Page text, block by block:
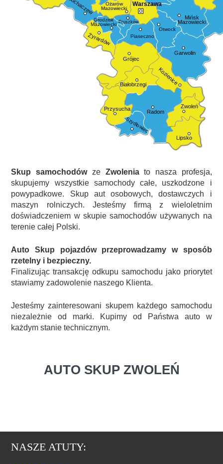
Sochaczew
Żyrardów
Grodzisk
Mazowiecki
Piaseczno
Pruszków
Otwock
Mińsk
Mazowiecki
Garwolin
Grójec
Białobrzegi
Radom
Przysucha Zwoleń
Lipsko
Szydłowiec
Kozienice
Ożarów
Mazowiecki
Warszawa
Skup samochodówze Zwoleniato nasza profesja,
skupujemy wszystkie samochody całe, uszkodzone i
powypadkowe. Skup aut osobowych, dostawczych i
maszyn rolniczych. Jesteśmy firmą z wieloletnim
doświadczeniem w skupie samochodów używanych na
terenie całej Polski.
Auto Skup pojazdów przeprowadzamy w sposób
rzetelny i bezpieczny.
Finalizując transakcję odkupu samochodu jako priorytet
stawiamy zadowolenie naszego Klienta.
Jesteśmy zainteresowani skupem każdego samochodu
niezależnie od marki. Kupimy od Państwa auto w
każdym stanie technicznym.
AUTO SKUP ZWOLEŃ
NASZE ATUTY: